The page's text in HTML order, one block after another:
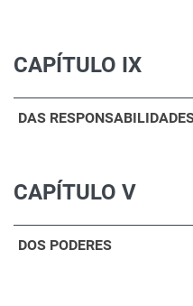
CAPÍTULO IX
DAS
CAPÍTULO V
DOS PODERES